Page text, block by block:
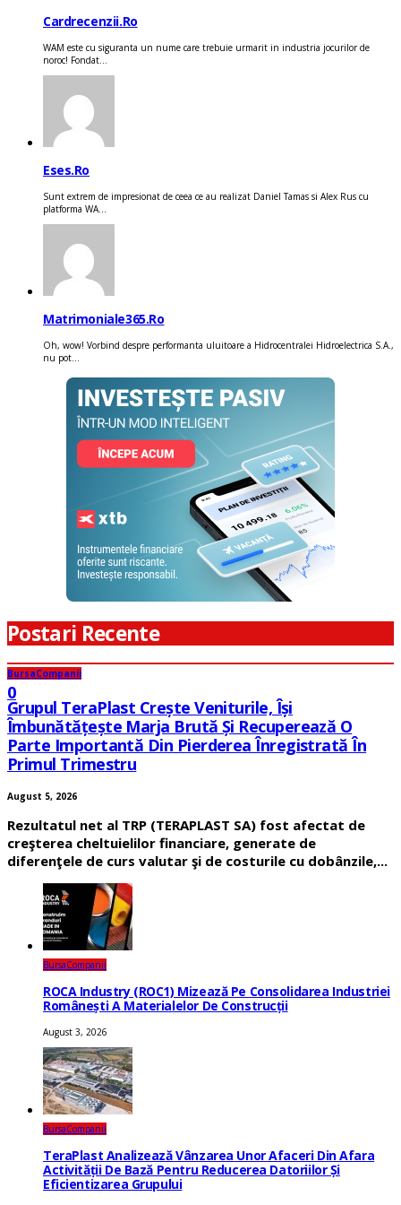
Cardrecenzii.ro
WAM este cu siguranta un nume care trebuie urmarit in industria jocurilor de
noroc! Fondat...
Eses.ro
Sunt extrem de impresionat de ceea ce au realizat Daniel Tamas si Alex Rus cu
platforma WA...
Matrimoniale365.ro
Oh, wow! Vorbind despre performanta uluitoare a Hidrocentralei Hidroelectrica S.A.,
nu pot...
Postari Recente
BursaCompanii
0
Grupul TeraPlast Crește Veniturile, Își
Îmbunătățește Marja Brută Și Recuperează O
Parte Importantă Din Pierderea Înregistrată În
Primul Trimestru
August 5, 2026
Rezultatul net al TRP (TERAPLAST SA) fost afectat de
creşterea cheltuielilor financiare, generate de
diferenţele de curs valutar şi de costurile cu dobânzile,...
BursaCompanii
ROCA Industry (ROC1) Mizează Pe Consolidarea Industriei
Românești A Materialelor De Construcții
August 3, 2026
BursaCompanii
TeraPlast Analizează Vânzarea Unor Afaceri Din Afara
Activității De Bază Pentru Reducerea Datoriilor Și
Eficientizarea Grupului